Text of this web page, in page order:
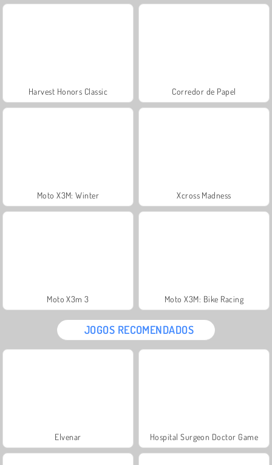
Harvest Honors Classic Corredor de Papel
Moto X3M: Winter Xcross Madness
Moto X3m 3 Moto X3M: Bike Racing
JOGOS RECOMENDADOS
Elvenar Hospital Surgeon Doctor Game